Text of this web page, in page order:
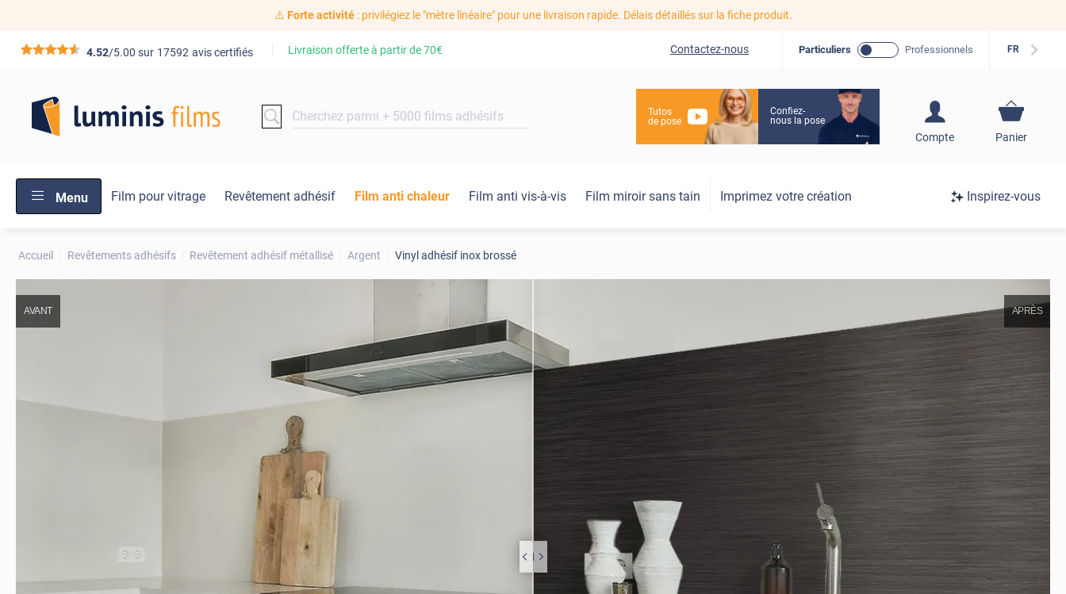
⚠️ Forte activité: privilégiez le "mètre linéaire" pour une livraison rapide. Délais détaillés sur la fiche produit.
*****4.52/5.00 sur 17592 avis certifiés Livraison offerte à partir de70€ Contactez-nous Particuliers Professionnels FR
Tutos
de pose
Confiez-
nous la pose
Compte
S'inscrire / Se
Panier
Menu Film pour vitrage Revêtement adhésif Film anti chaleur Film anti vis-à-vis Film miroir sans tain Imprimez votre création Inspirez-vous
Accueil Revêtements adhésifs Revêtement adhésif métallisé Argent Vinyl adhésif inox brossé
AVANT APRÈS